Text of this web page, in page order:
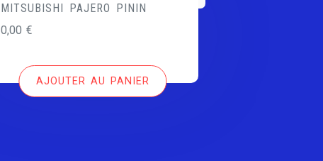
MITSUBISHI PAJERO PININ
0,00€
AJOUTER AU PANIER